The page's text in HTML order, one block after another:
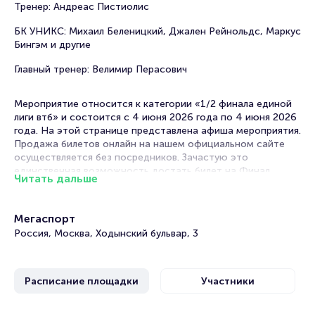
Тренер: Андреас Пистиолис
БК УНИКС: Михаил Беленицкий, Джален Рейнольдс, Маркус
Бингэм и другие
Главный тренер: Велимир Перасович
Мероприятие относится к категории «1/2 финала единой
лиги втб» и состоится с 4 июня 2026 года по 4 июня 2026
года. На этой странице представлена афиша мероприятия.
Продажа билетов онлайн на нашем официальном сайте
осуществляется без посредников. Зачастую это
единственная возможность достать билет на Финал
Единой Лиги ВТБ.
Portalbilet – удобный и надежный сервис для покупки и
места завершая оформлением его в зрительном зале на
Читать дальше
Мегаспорт
Россия, Москва, Ходынский бульвар, 3
Расписание площадки Участники